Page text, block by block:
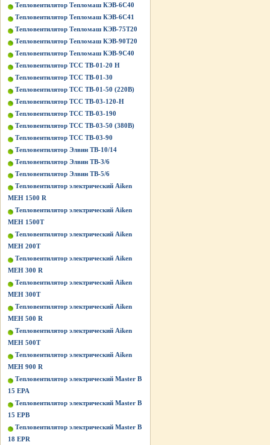
Тепловентилятор Тепломаш КЭВ-6С40
Тепловентилятор Тепломаш КЭВ-6С41
Тепловентилятор Тепломаш КЭВ-75Т20
Тепловентилятор Тепломаш КЭВ-90Т20
Тепловентилятор Тепломаш КЭВ-9С40
Тепловентилятор ТСС ТВ-01-20 Н
Тепловентилятор ТСС ТВ-01-30
Тепловентилятор ТСС ТВ-01-50 (220В)
Тепловентилятор ТСС ТВ-03-120-Н
Тепловентилятор ТСС ТВ-03-190
Тепловентилятор ТСС ТВ-03-50 (380В)
Тепловентилятор ТСС ТВ-03-90
Тепловентилятор Элвин ТВ-10/14
Тепловентилятор Элвин ТВ-3/6
Тепловентилятор Элвин ТВ-5/6
Тепловентилятор электрический Aiken
MEH 1500 R
Тепловентилятор электрический Aiken
MEH 1500T
Тепловентилятор электрический Aiken
MEH 200T
Тепловентилятор электрический Aiken
MEH 300 R
Тепловентилятор электрический Aiken
MEH 300T
Тепловентилятор электрический Aiken
MEH 500 R
Тепловентилятор электрический Aiken
MEH 500T
Тепловентилятор электрический Aiken
MEH 900 R
Тепловентилятор электрический Master B
15 EPA
Тепловентилятор электрический Master B
15 EPB
Тепловентилятор электрический Master B
18 EPR